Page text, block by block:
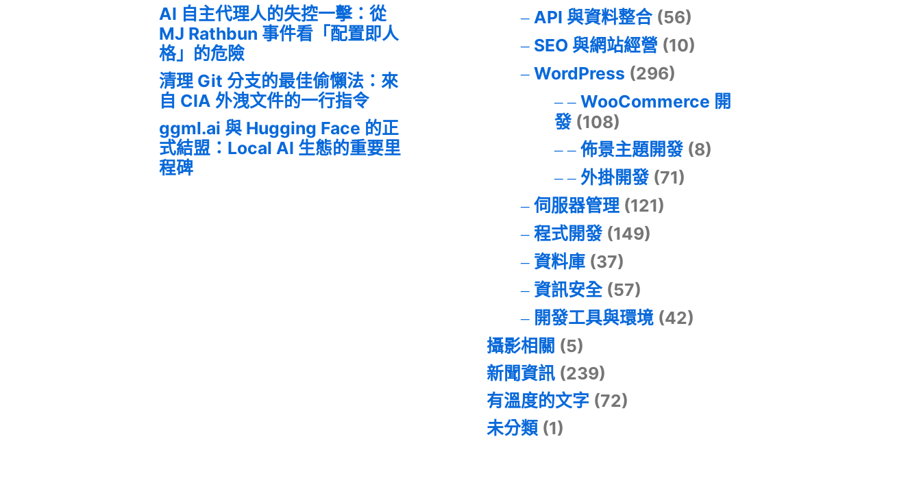
AI 自主代理人的失控一擊：從
MJ Rathbun 事件看「配置即人
格」的危險
清理 Git 分支的最佳偷懶法：來
自 CIA 外洩文件的一行指令
ggml.ai 與 Hugging Face 的正
式結盟：Local AI 生態的重要里
程碑
API 與資料整合(56)
SEO 與網站經營 (10)
WordPress (296)
WooCommerce 開
發(108)
佈景主題開發(8)
外掛開發(71)
伺服器管理(121)
程式開發(149)
資料庫(37)
資訊安全(57)
開發工具與環境(42)
攝影相關 (5)
新聞資訊 (239)
有溫度的文字 (72)
未分類 (1)